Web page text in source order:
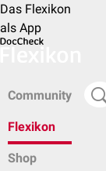
Das Flexikon
als App
Community
Flexikon
Shop